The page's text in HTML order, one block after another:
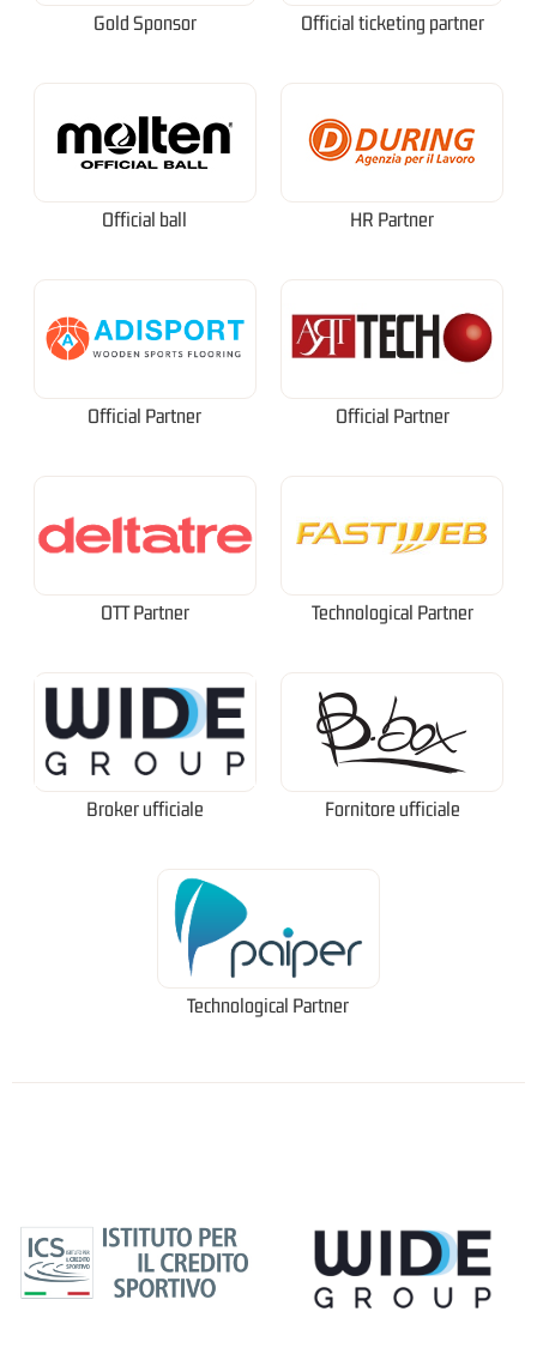
Gold Sponsor Official ticketing partner
Official ball HR Partner
Official Partner Official Partner
OTT Partner Technological Partner
Broker ufficiale Fornitore ufficiale
Technological Partner